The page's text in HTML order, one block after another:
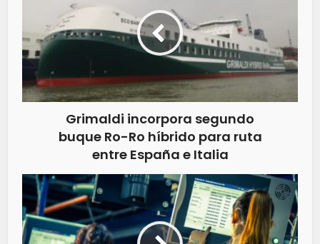
Grimaldi incorpora segundo
buque Ro-Ro híbrido para ruta
entre España e Italia